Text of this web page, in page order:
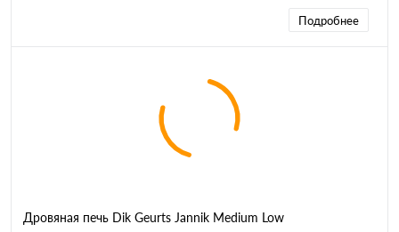
Подробнее
Дровяная печь Dik Geurts Jannik Medium Low